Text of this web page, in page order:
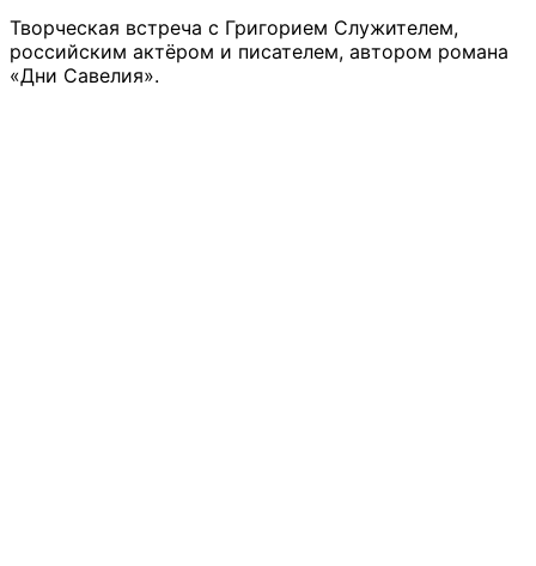
Творческая встреча с Григорием Служителем,
российским актёром и писателем, автором романа
«Дни Савелия».